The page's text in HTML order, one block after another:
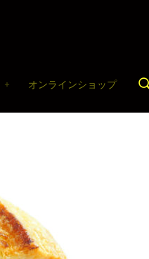
オンラインショップ